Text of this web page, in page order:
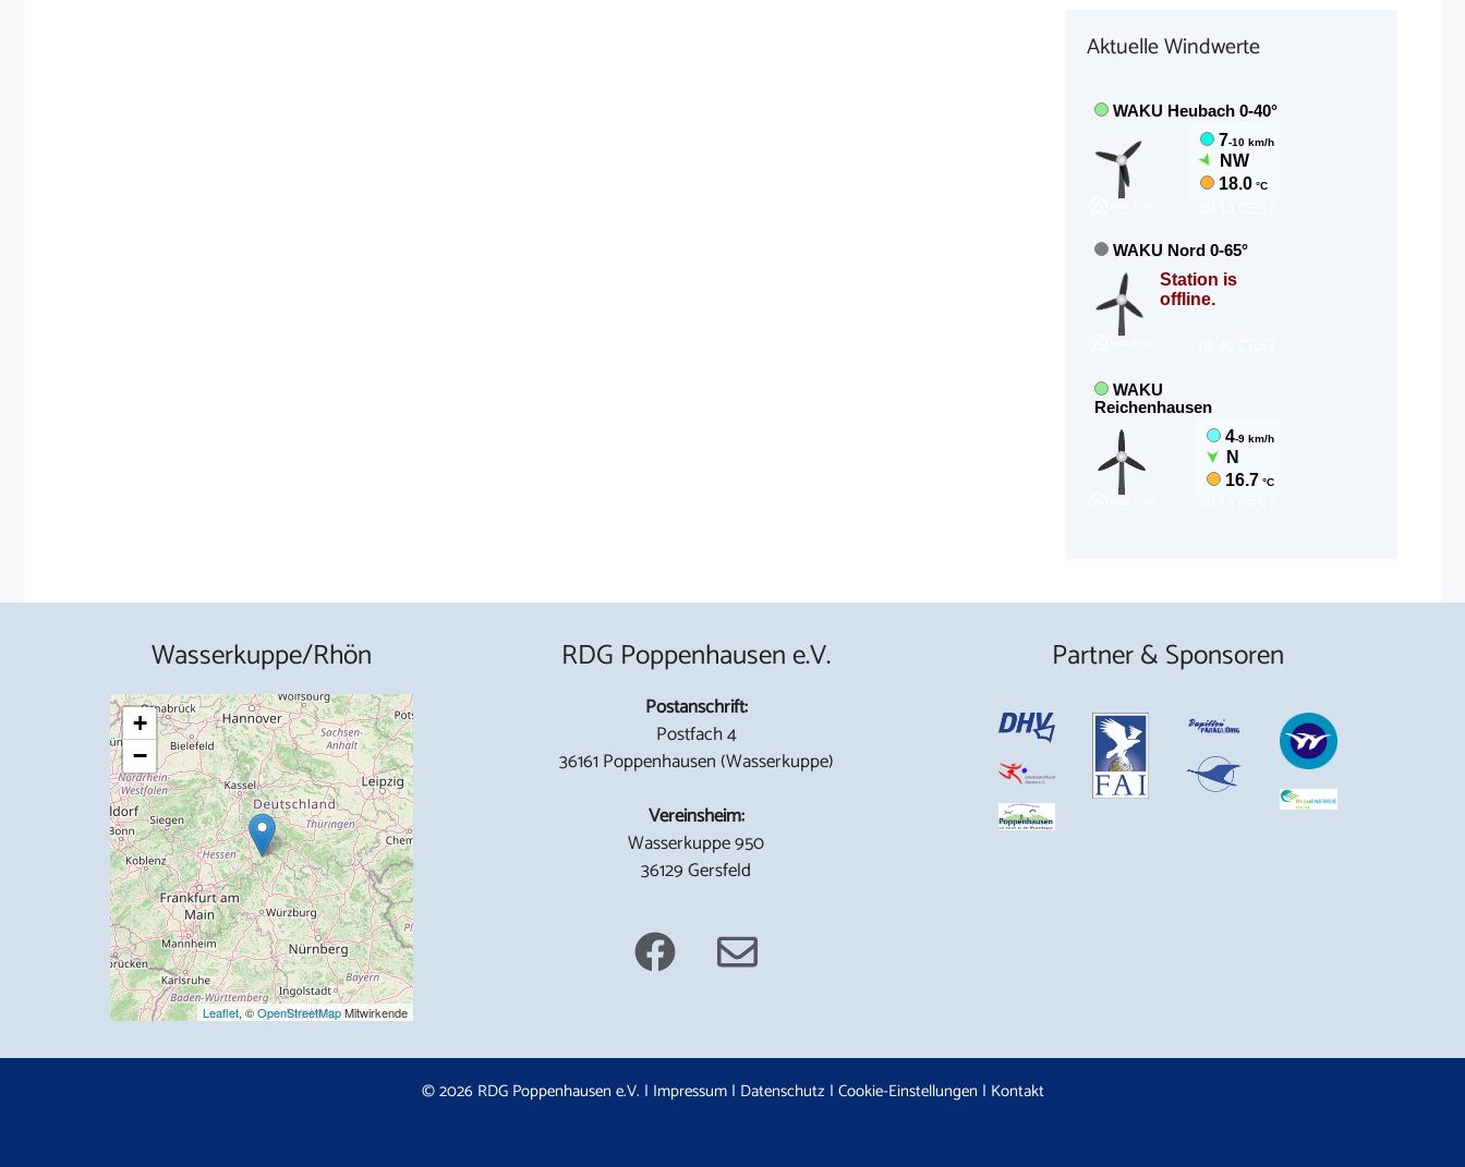
Aktuelle Windwerte
Wasserkuppe/Rhön
+
−
Leaflet, ©OpenStreetMapMitwirkende
RDG Poppenhausen e.V.
Postanschrift:
Postfach 4
36161 Poppenhausen (Wasserkuppe)
Vereinsheim:
Wasserkuppe 950
36129 Gersfeld
Partner & Sponsoren
© 2026 RDG Poppenhausen e.V. | Impressum| Datenschutz | Cookie-Einstellungen | Kontakt